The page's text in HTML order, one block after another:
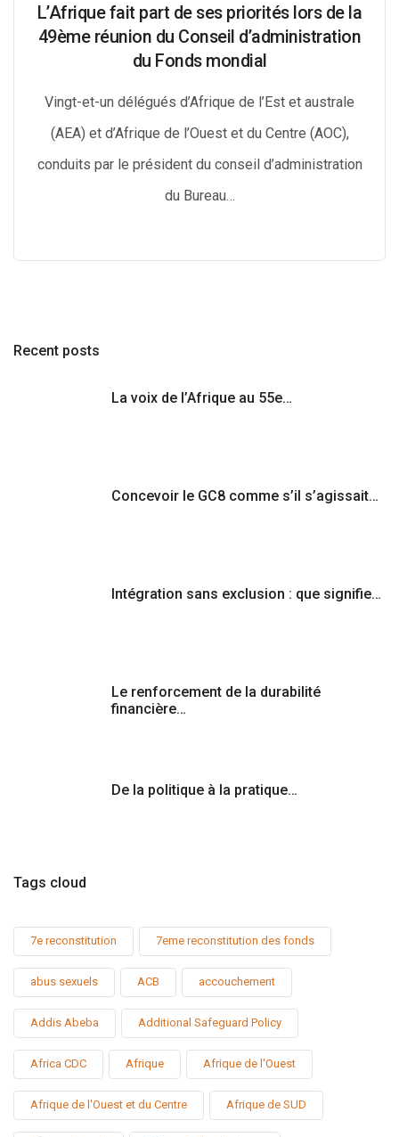
L’Afrique fait part de ses priorités lors de la
49ème réunion du Conseil d’administration
du Fonds mondial
Vingt-et-un délégués d’Afrique de l’Est et australe
(AEA) et d’Afrique de l’Ouest et du Centre (AOC),
conduits par le président du conseil d’administration
du Bureau…
Recent posts
La voix de l’Afrique au 55e…
Concevoir le GC8 comme s’il s’agissait…
Intégration sans exclusion : que signifie…
Le renforcement de la durabilité
financière…
De la politique à la pratique…
Tags cloud
7e reconstitution 7eme reconstitution des fonds
abus sexuels ACB accouchement
Addis Abeba Additional Safeguard Policy
Africa CDC Afrique Afrique de l'Ouest
Afrique de l'Ouest et du Centre Afrique de SUD